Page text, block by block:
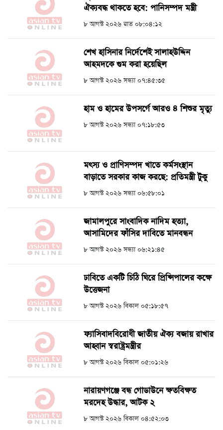
ঐক্যবদ্ধ থাকতে হবে: পানিসম্পদ মন্ত্রী
৮ আগস্ট ২০২৬ রাত ০৮:০৪:১২
শেখ হাসিনার নির্দেশেই সালাহউদ্দিন
আহমদকে গুম করা হয়েছিল
৮ আগস্ট ২০২৬ সন্ধ্যা ০৭:৪৫:৩৫
হাম ও হামের উপসর্গে আরও ৪ শিশুর মৃত্যু
৮ আগস্ট ২০২৬ সন্ধ্যা ০৭:১৮:৫৩
মৎস্য ও প্রাণিসম্পদ খাতে কর্মসংস্থান
বাড়াতে সরকার কাজ করছে: প্রতিমন্ত্রী টুকু
৮ আগস্ট ২০২৬ সন্ধ্যা ০৬:৫৮:০১
জামালপুরে সাংবাদিক নাদিম হত্যা,
আসামিদের ফাঁসির দাবিতে মানবন্ধন
৮ আগস্ট ২০২৬ সন্ধ্যা ০৬:২১:৪৫
ঢাবিতে একটি চিঠি ঘিরে প্রিন্সিপালের কক্ষে
উত্তেজনা
৮ আগস্ট ২০২৬ বিকাল ০৫:১৮:৫৭
ফ্যাসিবাদবিরোধী জাতীয় ঐক্য বজায় রাখার
আহ্বান স্বরাষ্ট্রমন্ত্রীর
৮ আগস্ট ২০২৬ বিকাল ০৫:০১:২৬
নারায়ণগঞ্জে বন্ধ গোডাউনে ক্ষতবিক্ষত
মরদেহ উদ্ধার, আটক ২
৮ আগস্ট ২০২৬ বিকাল ০৪:৫২:০৩